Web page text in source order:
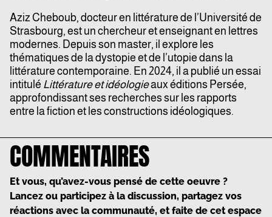
Aziz Cheboub, docteur en littérature de l’Université de
Strasbourg, est un chercheur et enseignant en lettres
modernes. Depuis son master, il explore les
thématiques de la dystopie et de l’utopie dans la
littérature contemporaine. En 2024, il a publié un essai
intitulé Littérature et idéologieaux éditions Persée,
approfondissant ses recherches sur les rapports
entre la fiction et les constructions idéologiques.
COMMENTAIRES
Et vous, qu’avez-vous pensé de cette oeuvre ?
Lancez ou participez à la discussion, partagez vos
réactions avec la communauté, et faite de cet espace